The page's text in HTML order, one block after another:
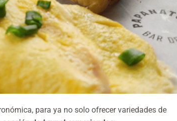
para ya no solo ofrecer variedades de